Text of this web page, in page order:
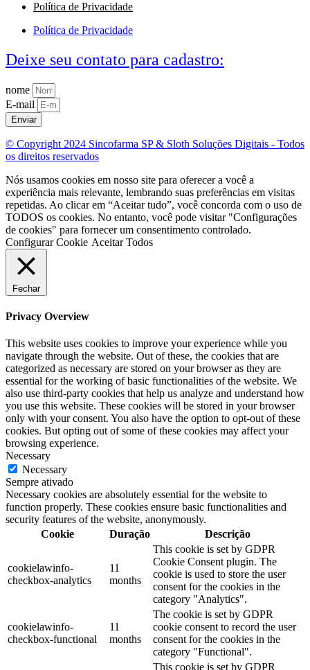
Política de Privacidade
Política de Privacidade
Deixe seu contato para cadastro:
nome
E-mail
Enviar
© Copyright 2024 Sincofarma SP & Sloth Soluções Digitais - Todos
os direitos reservados
Nós usamos cookies em nosso site para oferecer a você a
experiência mais relevante, lembrando suas preferências em visitas
repetidas. Ao clicar em “Aceitar tudo”, você concorda com o uso de
TODOS os cookies. No entanto, você pode visitar "Configurações
de cookies" para fornecer um consentimento controlado.
Configurar Cookie Aceitar Todos
Fechar
Privacy Overview
This website uses cookies to improve your experience while you
navigate through the website. Out of these, the cookies that are
categorized as necessary are stored on your browser as they are
essential for the working of basic functionalities of the website. We
also use third-party cookies that help us analyze and understand how
you use this website. These cookies will be stored in your browser
only with your consent. You also have the option to opt-out of these
cookies. But opting out of some of these cookies may affect your
browsing experience.
Necessary
Necessary
Sempre ativado
Necessary cookies are absolutely essential for the website to
function properly. These cookies ensure basic functionalities and
security features of the website, anonymously.
Cookie
Duração Descrição
cookielawinfo-
checkbox-analytics
11
months
This cookie is set by GDPR
Cookie Consent plugin. The
cookie is used to store the user
consent for the cookies in the
category "Analytics".
cookielawinfo-
checkbox-functional
11
months
The cookie is set by GDPR
cookie consent to record the user
consent for the cookies in the
category "Functional".
This cookie is set by GDPR